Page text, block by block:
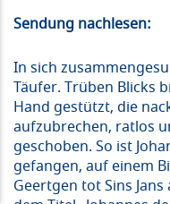
Sendung nachlesen:
In sich
Täufer. Trüben Blicks
Hand gestützt, die
aufzubrechen, ratlos
geschoben. So ist
gefangen, auf einem
Geertgen tot Sins